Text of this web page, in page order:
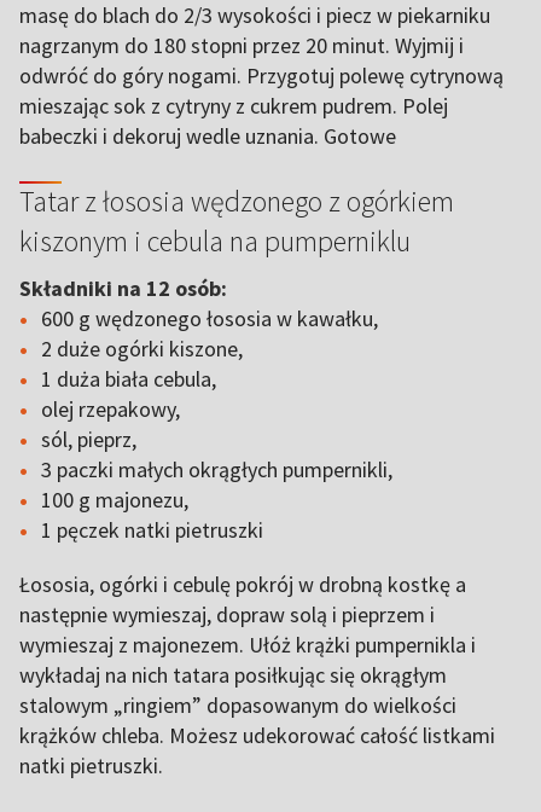
masę do blach do 2/3 wysokości i piecz w piekarniku
nagrzanym do 180 stopni przez 20 minut. Wyjmij i
odwróć do góry nogami. Przygotuj polewę cytrynową
mieszając sok z cytryny z cukrem pudrem. Polej
babeczki i dekoruj wedle uznania. Gotowe
Tatar z łososia wędzonego z ogórkiem
kiszonym i cebula na pumperniklu
Składniki na 12 osób:
600 g wędzonego łososia w kawałku,
2 duże ogórki kiszone,
1 duża biała cebula,
olej rzepakowy,
sól, pieprz,
3 paczki małych okrągłych pumpernikli,
100 g majonezu,
1 pęczek natki pietruszki
Łososia, ogórki i cebulę pokrój w drobną kostkę a
następnie wymieszaj, dopraw solą i pieprzem i
wymieszaj z majonezem. Ułóż krążki pumpernikla i
wykładaj na nich tatara posiłkując się okrągłym
stalowym „ringiem” dopasowanym do wielkości
krążków chleba. Możesz udekorować całość listkami
natki pietruszki.